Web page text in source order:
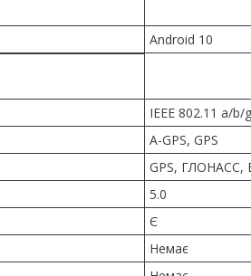
Android 10
IEEE 802.11 a/b/
A-GPS, GPS
GPS, ГЛОНАСС,
5.0
Є
Немає